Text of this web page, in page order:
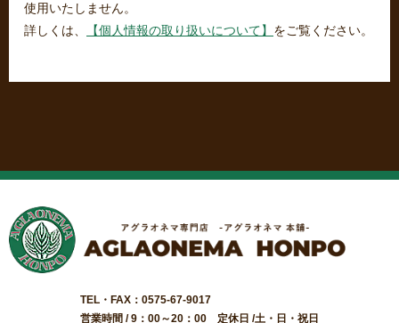
使用いたしません。
詳しくは、
【個人情報の取り扱いについて】 をご覧ください。
TEL・FAX：0575-67-9017
営業時間 / 9：00～20：00 定休日 /土・日・祝日